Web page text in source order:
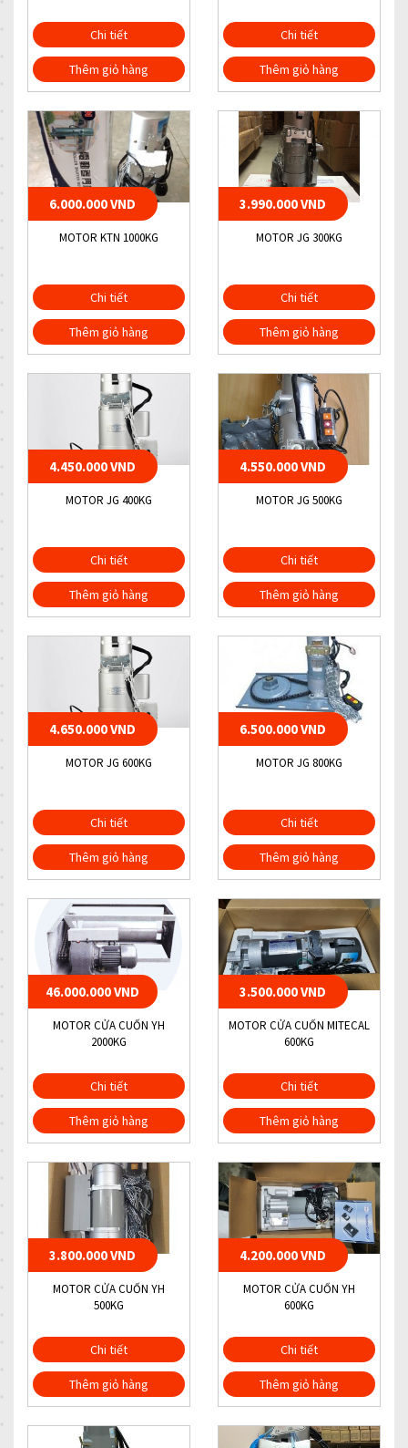
Chi tiết
Thêm giỏ hàng
Chi tiết
Thêm giỏ hàng
6.000.000 VND
MOTOR KTN 1000KG
Chi tiết
Thêm giỏ hàng
3.990.000 VND
MOTOR JG 300KG
Chi tiết
Thêm giỏ hàng
4.450.000 VND
MOTOR JG 400KG
Chi tiết
Thêm giỏ hàng
4.550.000 VND
MOTOR JG 500KG
Chi tiết
Thêm giỏ hàng
4.650.000 VND
MOTOR JG 600KG
Chi tiết
Thêm giỏ hàng
6.500.000 VND
MOTOR JG 800KG
Chi tiết
Thêm giỏ hàng
46.000.000 VND
MOTOR CỬA CUỐN YH
2000KG
Chi tiết
Thêm giỏ hàng
3.500.000 VND
MOTOR CỬA CUỐN MITECAL
600KG
Chi tiết
Thêm giỏ hàng
3.800.000 VND
MOTOR CỬA CUỐN YH
500KG
Chi tiết
Thêm giỏ hàng
4.200.000 VND
MOTOR CỬA CUỐN YH
600KG
Chi tiết
Thêm giỏ hàng